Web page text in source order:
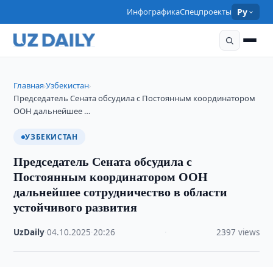
ИнфографикаСпецпроекты Ру
Главная›Узбекистан›
Председатель Сената обсудила с Постоянным координатором
ООН дальнейшее …
УЗБЕКИСТАН
Председатель Сената обсудила с
Постоянным координатором ООН
дальнейшее сотрудничество в области
устойчивого развития
UzDaily ·04.10.2025 ·20:26 2397 views